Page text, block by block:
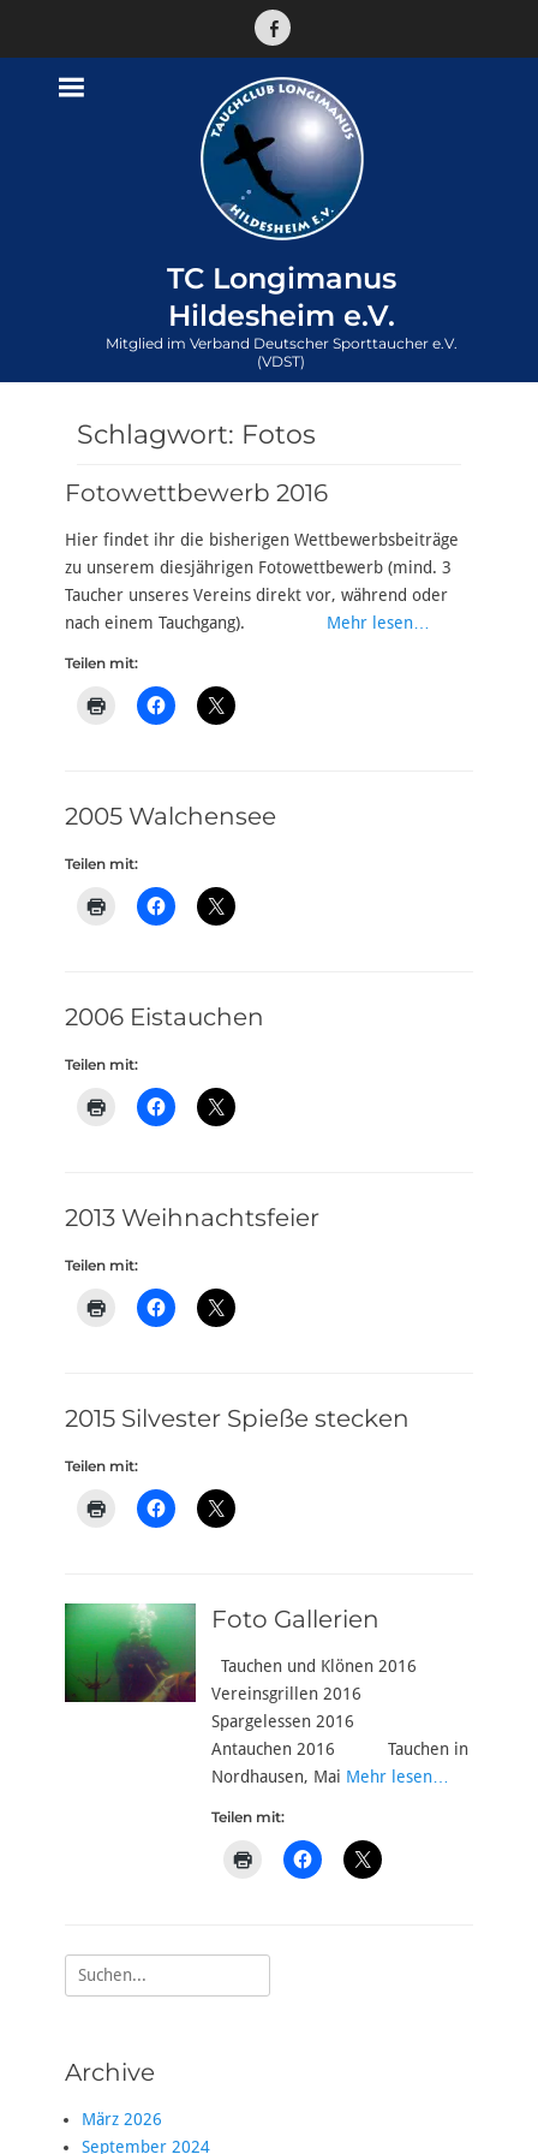
Facebook
TC Longimanus
Hildesheim e.V.
Mitglied im Verband Deutscher Sporttaucher e.V.
(VDST)
Schlagwort: Fotos
Fotowettbewerb 2016
Hier findet ihr die bisherigen Wettbewerbsbeiträge
zu unserem diesjährigen Fotowettbewerb (mind. 3
Taucher unseres Vereins direkt vor, während oder
nach einem Tauchgang). Mehr lesen…
Teilen mit:
2005 Walchensee
Teilen mit:
2006 Eistauchen
Teilen mit:
2013 Weihnachtsfeier
Teilen mit:
2015 Silvester Spieße stecken
Teilen mit:
Foto Gallerien
Tauchen und Klönen 2016
Vereinsgrillen 2016
Spargelessen 2016
Antauchen 2016 Tauchen in
Nordhausen, Mai Mehr lesen…
Teilen mit:
Suche
nach:
Archive
März 2026
September 2024